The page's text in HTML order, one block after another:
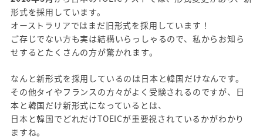
形式を採用しています。
オーストラリアではまだ旧形式を採用しています！
ご存じでない方も実は結構いらっしゃるので、私からお知ら
せするとたくさんの方が驚かれます。
なんと新形式を採用しているのは日本と韓国だけなんです。
その他タイやフランスの方々がよく受験されるのですが、日
本と韓国だけ新形式になっているとは、
日本と韓国でどれだけTOEICが重要視されているかがわかり
ますね。